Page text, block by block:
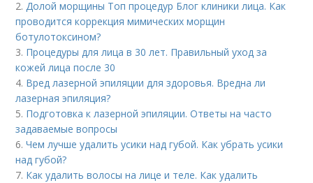
2.Долой морщины Топ процедур Блог клиники лица. Как
проводится коррекция мимических морщин
ботулотоксином?
3. Процедуры для лица в 30 лет. Правильный уход за
кожей лица после 30
4. Вред лазерной эпиляции для здоровья. Вредна ли
лазерная эпиляция?
5. Подготовка к лазерной эпиляции. Ответы на часто
задаваемые вопросы
6.Чем лучше удалить усики над губой. Как убрать усики
над губой?
7. Как удалить волосы на лице и теле. Как удалить